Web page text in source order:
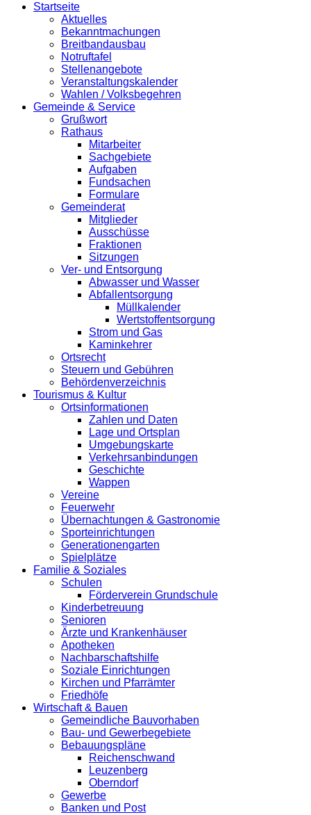
Startseite
Aktuelles
Bekanntmachungen
Breitbandausbau
Notruftafel
Stellenangebote
Veranstaltungskalender
Wahlen / Volksbegehren
Gemeinde & Service
Grußwort
Rathaus
Mitarbeiter
Sachgebiete
Aufgaben
Fundsachen
Formulare
Gemeinderat
Mitglieder
Ausschüsse
Fraktionen
Sitzungen
Ver- und Entsorgung
Abwasser und Wasser
Abfallentsorgung
Müllkalender
Wertstoffentsorgung
Strom und Gas
Kaminkehrer
Ortsrecht
Steuern und Gebühren
Behördenverzeichnis
Tourismus & Kultur
Ortsinformationen
Zahlen und Daten
Lage und Ortsplan
Umgebungskarte
Verkehrsanbindungen
Geschichte
Wappen
Vereine
Feuerwehr
Übernachtungen & Gastronomie
Sporteinrichtungen
Generationengarten
Spielplätze
Familie & Soziales
Schulen
Förderverein Grundschule
Kinderbetreuung
Senioren
Ärzte und Krankenhäuser
Apotheken
Nachbarschaftshilfe
Soziale Einrichtungen
Kirchen und Pfarrämter
Friedhöfe
Wirtschaft & Bauen
Gemeindliche Bauvorhaben
Bau- und Gewerbegebiete
Bebauungspläne
Reichenschwand
Leuzenberg
Oberndorf
Gewerbe
Banken und Post